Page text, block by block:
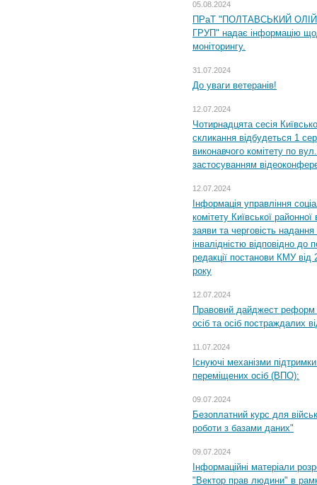
05.08.2024
ПРаТ "ПОЛТАВСЬКИЙ
ГРУП" надає інформацію
моніторингу.
31.07.2024
До уваги ветеранів!
12.07.2024
Чотирнадцята сесія
скликання відбудеться 1
виконавчого комітету по
застосуванням
12.07.2024
Інформація управління
комітету Київської
заяви та черговість надання
інвалідністю відповідно
редакції постанови КМУ
року
12.07.2024
Правовий дайджест реформ
осіб та осіб постраждалих
11.07.2024
Існуючі механізми
переміщених осіб (ВПО):
09.07.2024
Безоплатний курс для
роботи з базами даних"
09.07.2024
Інформаційні матеріали
"Вектор прав людини" в